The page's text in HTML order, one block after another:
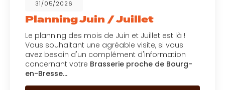
31/05/2026
Planning Juin / Juillet
Le planning des mois de Juin et Juillet est là !
Vous souhaitant une agréable visite, si vous
avez besoin d'un complément d'information
concernant votre Brasserie proche de Bourg-
en-Bresse…